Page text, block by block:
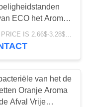
ECO het Aroma
Tablettenmunt
van het de
Oranje Aroma
Afval Vrije